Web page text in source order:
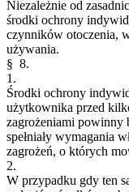
Niezależnie od
środki ochrony
czynników otoczenia,
używania.
§ 8.
1.
Środki ochrony
użytkownika przed
zagrożeniami powinny
spełniały wymagania
zagrożeń, o których
2.
W przypadku gdy ten